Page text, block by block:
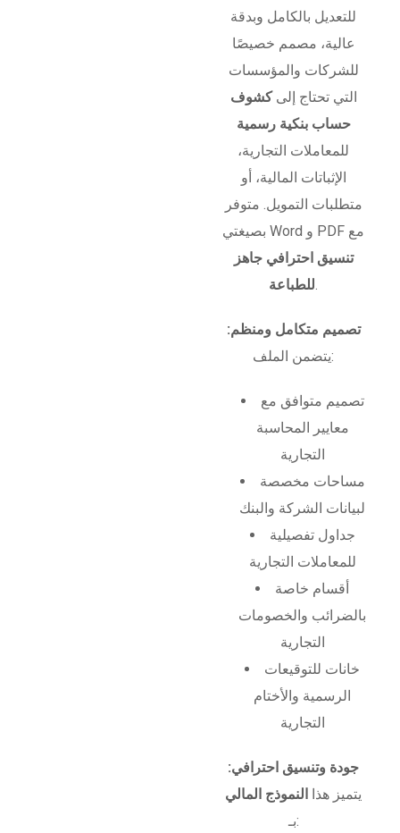
للتعديل بالكامل وبدقة
عالية، مصمم خصيصًا
للشركات والمؤسسات
التي تحتاج إلىكشوف
حساب بنكية رسمية
للمعاملات التجارية،
الإثباتات المالية، أو
متطلبات التمويل. متوفر
بصيغتي Word و PDF مع
تنسيق احترافي جاهز
للطباعة.
تصميم متكامل ومنظم:
يتضمن الملف:
تصميم متوافق مع
معايير المحاسبة
التجارية
مساحات مخصصة
لبيانات الشركة والبنك
جداول تفصيلية
للمعاملات التجارية
أقسام خاصة
بالضرائب والخصومات
التجارية
خانات للتوقيعات
الرسمية والأختام
التجارية
جودة وتنسيق احترافي:
يتميز هذا
النموذج المالي
بـ: